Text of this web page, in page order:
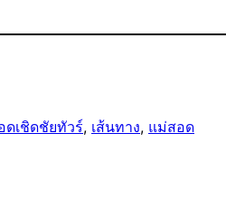
ดเชิดชัยทัวร์, เส้นทาง, แม่สอด